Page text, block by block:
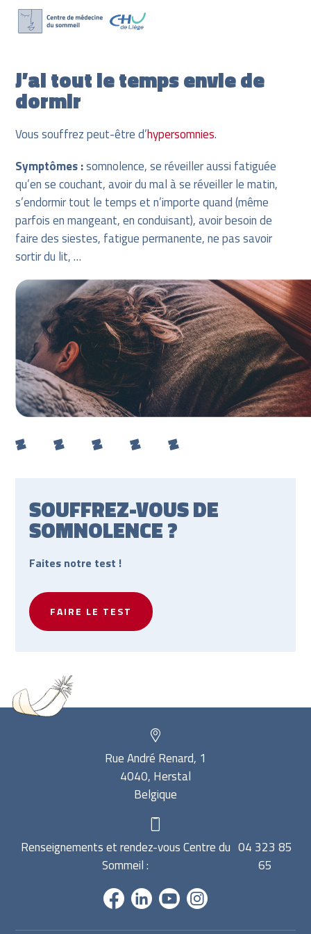
content
J’ai tout le temps envie de
dormir
Vous souffrez peut-être d’hypersomnies.
Symptômes :somnolence, se réveiller aussi fatiguée
qu’en se couchant, avoir du mal à se réveiller le matin,
s’endormir tout le temps et n’importe quand (même
parfois en mangeant, en conduisant), avoir besoin de
faire des siestes, fatigue permanente, ne pas savoir
sortir du lit, …
SOUFFREZ-VOUS DE
SOMNOLENCE ?
Faites notre test !
FAIRE LE TEST
Rue André Renard, 1
4040, Herstal
Belgique
Renseignements et rendez-vous Centre du
Sommeil :
04 323 85
65